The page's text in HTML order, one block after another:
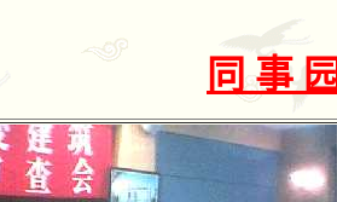
同 事 园